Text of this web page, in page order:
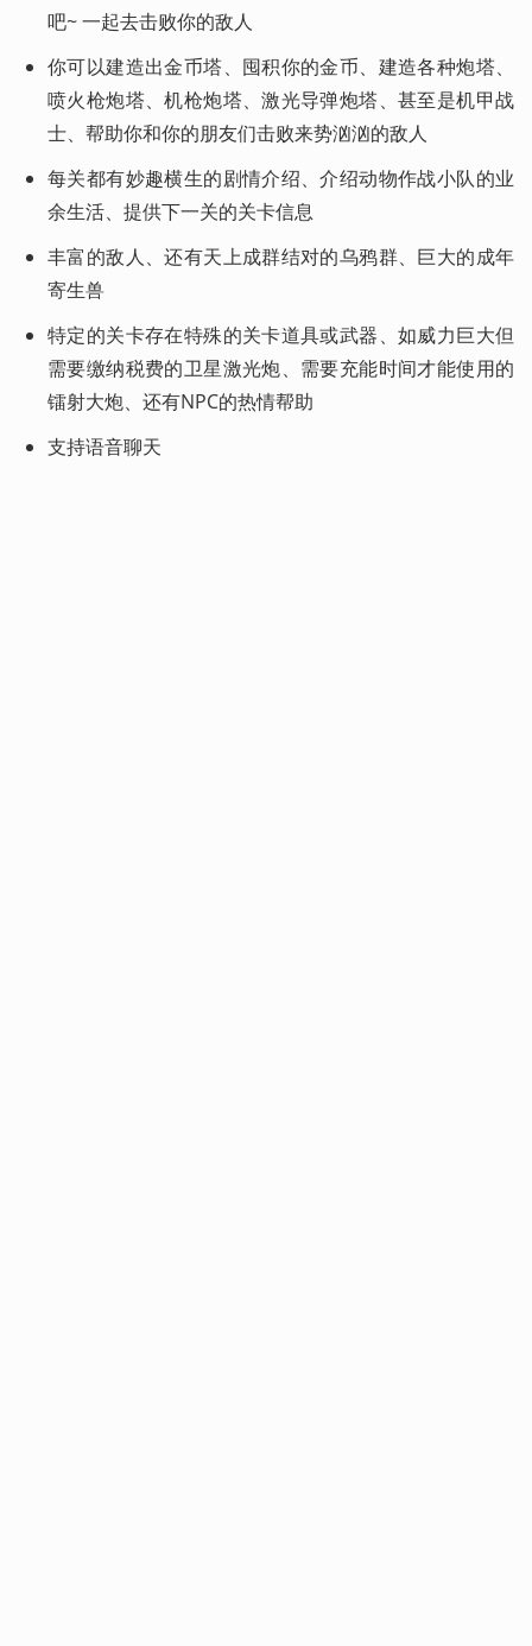
吧~ 一起去击败你的敌人
你可以建造出金币塔、囤积你的金币、建造各种炮塔、
喷火枪炮塔、机枪炮塔、激光导弹炮塔、甚至是机甲战
士、帮助你和你的朋友们击败来势汹汹的敌人
每关都有妙趣横生的剧情介绍、介绍动物作战小队的业
余生活、提供下一关的关卡信息
丰富的敌人、还有天上成群结对的乌鸦群、巨大的成年
寄生兽
特定的关卡存在特殊的关卡道具或武器、如威力巨大但
需要缴纳税费的卫星激光炮、需要充能时间才能使用的
镭射大炮、还有NPC的热情帮助
支持语音聊天